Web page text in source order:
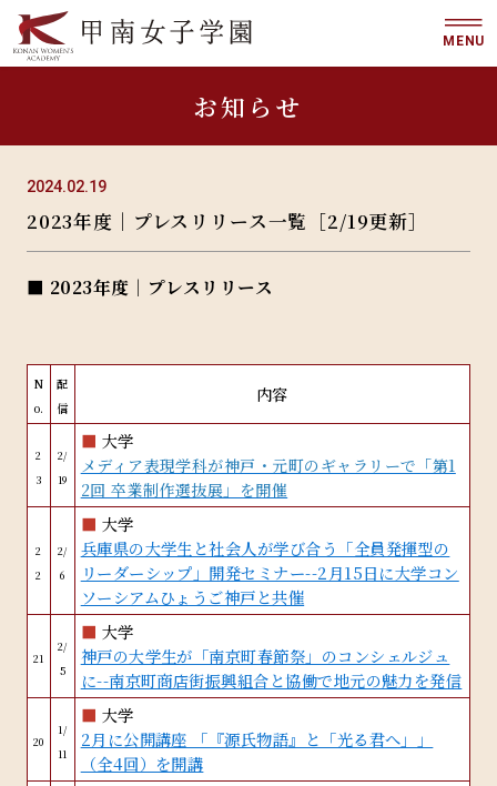
MENU
お知らせ
2024.02.19
2023年度｜プレスリリース一覧［2/19更新］
■ 2023年度｜プレスリリース
N
o.
配
信
内容
2
3
2/
19
■ 大学
メディア表現学科が神戸・元町のギャラリーで「第1
2回 卒業制作選抜展」を開催
2
2
2/
6
■ 大学
兵庫県の大学生と社会人が学び合う「全員発揮型の
リーダーシップ」開発セミナー--2月15日に大学コン
ソーシアムひょうご神戸と共催
21
2/
5
■ 大学
神戸の大学生が「南京町春節祭」のコンシェルジュ
に--南京町商店街振興組合と協働で地元の魅力を発信
20
1/
11
■ 大学
2月に公開講座 「『源氏物語』と「光る君へ」」
（全4回）を開講